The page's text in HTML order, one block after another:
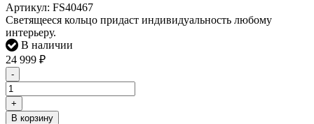
Артикул: FS40467
Светящееся кольцо придаст индивидуальность любому
интерьеру.
В наличии
24 999 ₽
-
+
В корзину